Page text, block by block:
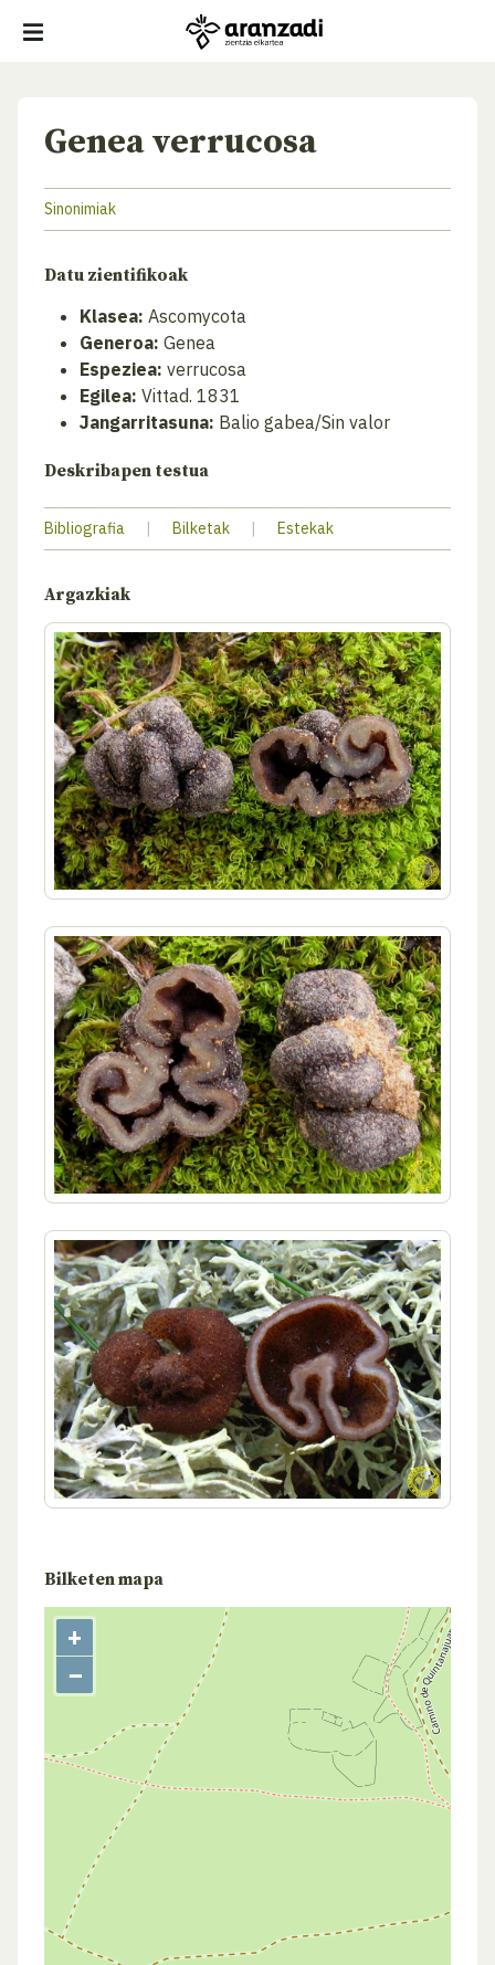
Genea verrucosa
Sinonimiak
Datu zientifikoak
Klasea: Ascomycota
Generoa: Genea
Espeziea: verrucosa
Egilea: Vittad. 1831
Jangarritasuna: Balio gabea/Sin valor
Deskribapen testua
Bibliografia | Bilketak | Estekak
Argazkiak
Bilketen mapa
+
−